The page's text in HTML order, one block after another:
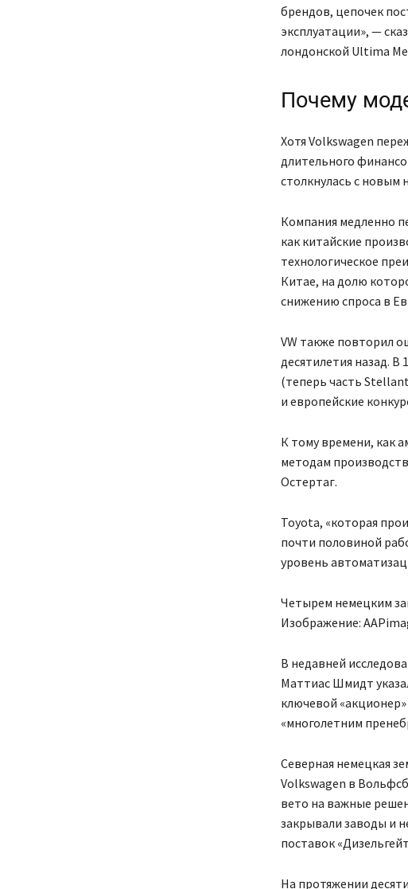
брендов, цепочек
эксплуатации», —
лондонской Ultima
Почему
Хотя Volkswagen
длительного
столкнулась с новым
Компания медленно
как китайские
технологическое
Китае, на долю
снижению спроса в
VW также повторил
десятилетия назад. В
(теперь часть
и европейские
К тому времени, как
методам
Остертаг.
Toyota, «которая
почти половиной
уровень
Четырем немецким
Изображение:
В недавней
Маттиас Шмидт
ключевой
«многолетним
Северная немецкая
Volkswagen в
вето на важные
закрывали заводы и
поставок
На протяжении